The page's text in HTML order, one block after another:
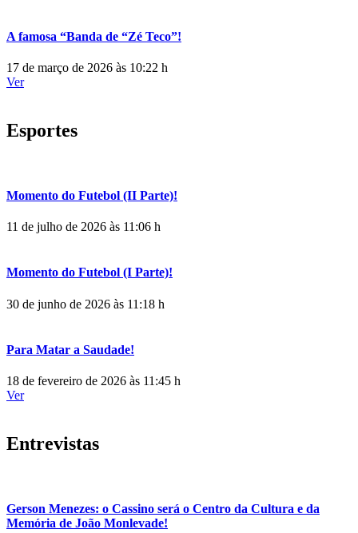
A famosa “Banda de “Zé Teco”!
17 de março de 2026 às 10:22 h
Ver
Esportes
Momento do Futebol (II Parte)!
11 de julho de 2026 às 11:06 h
Momento do Futebol (I Parte)!
30 de junho de 2026 às 11:18 h
Para Matar a Saudade!
18 de fevereiro de 2026 às 11:45 h
Ver
Entrevistas
Gerson Menezes: o Cassino será o Centro da Cultura e da
Memória de João Monlevade!